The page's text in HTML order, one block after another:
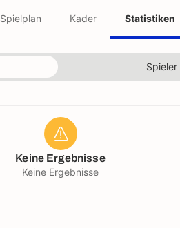
Spielplan Kader Statistiken
Spieler
Keine Ergebnisse
Keine Ergebnisse